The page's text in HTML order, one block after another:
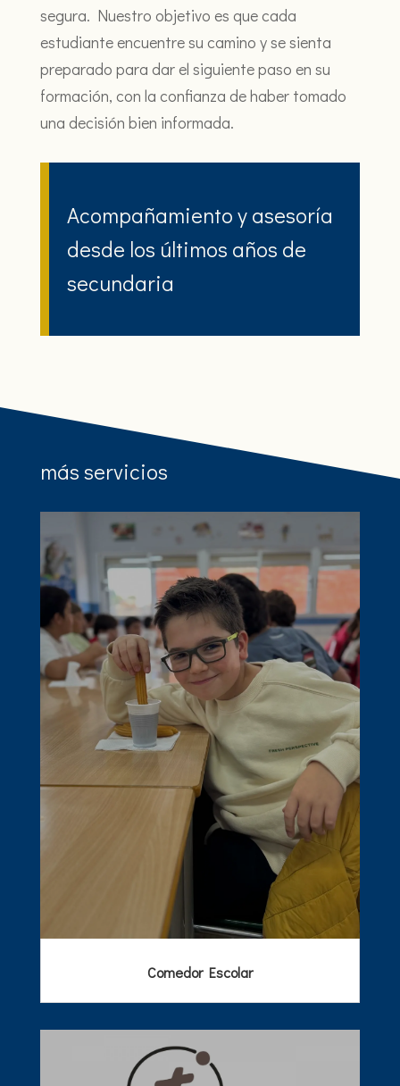
segura. Nuestro objetivo es que cada
estudiante encuentre su camino y se sienta
preparado para dar el siguiente paso en su
formación, con la confianza de haber tomado
una decisión bien informada.
Acompañamiento y asesoría
desde los últimos años de
secundaria
más servicios
Comedor Escolar